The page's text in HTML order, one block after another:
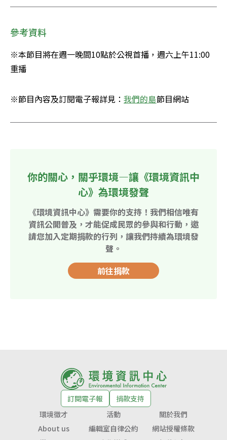
參考資料
※本節目將在週一晚間10點於公視首播，週六上午11:00
重播
※節目內容及訂閱電子報詳見： 我們的島節目網站
你的關心，關乎環境—讓《環境資訊中
心》為環境發聲
《環境資訊中心》需要你的支持！我們相信唯有
資訊公開普及，才能促成民眾的參與和行動，邀
請您加入定期捐款的行列，讓我們持續為環境發
聲。
前往捐款
訂閱電子報
捐款支持
環境徵才
活動
關於我們
About us
編輯室自律公約
網站授權條款